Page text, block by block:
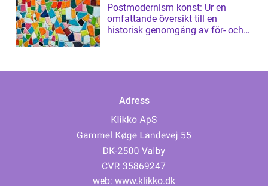
Postmodernism konst: Ur en
omfattande översikt till en
historisk genomgång av för- och
Adress
web: www.klikko.dk